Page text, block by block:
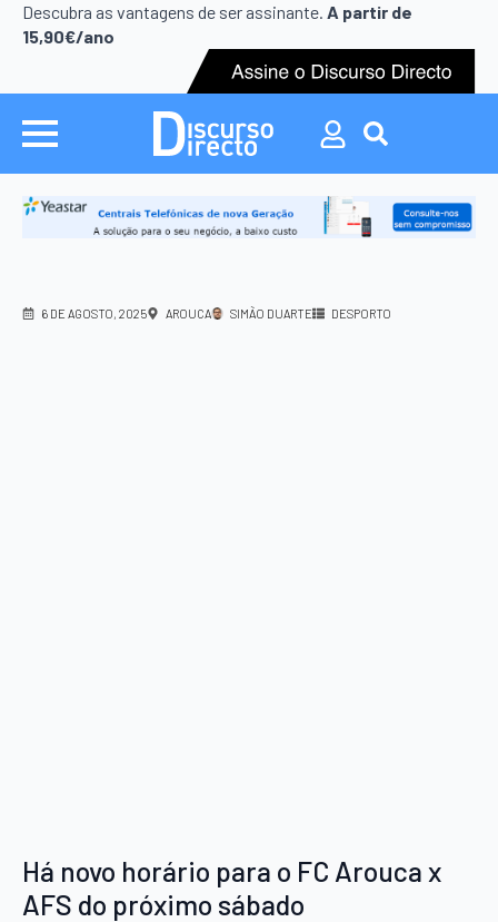
Descubra as vantagens de ser assinante. A partir de
15,90€/ano
Search
for:
Search
6 DE AGOSTO, 2025 AROUCA SIMÃO DUARTE DESPORTO
Há novo horário para o FC Arouca x
AFS do próximo sábado